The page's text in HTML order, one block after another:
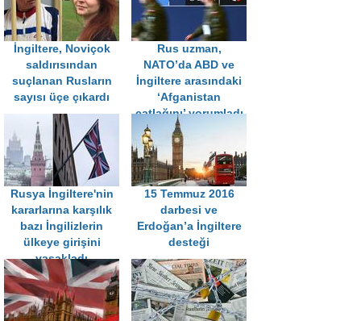
İngiltere, Noviçok
saldırısından
suçlanan Rusların
sayısı üçe çıkardı
Rus uzman,
NATO’da ABD ve
İngiltere arasındaki
‘Afganistan
çatlağını’ yorumladı
Rusya İngiltere'nin
kararlarına karşılık
bazı İngilizlerin
ülkeye girişini
yasakladı
15 Temmuz 2016
darbesi ve
Erdoğan’a İngiltere
desteği